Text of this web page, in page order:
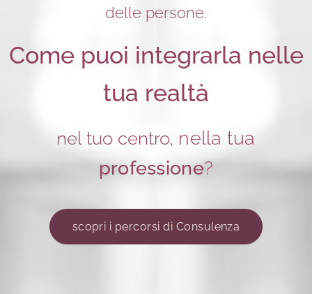
delle persone.
Come puoi integrarla nelle
tua realtà
nel tuo centro, nella tua
professione?
scopri i percorsi di Consulenza